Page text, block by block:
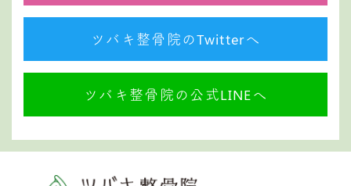
ツバキ整骨院のTwitterへ
ツバキ整骨院の公式LINEへ